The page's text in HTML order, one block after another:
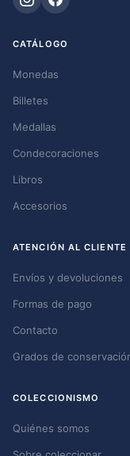
CATÁLOGO
Monedas
Billetes
Medallas
Condecoraciones
Libros
Accesorios
ATENCIÓN AL CLIENTE
Envíos y devoluciones
Formas de pago
Contacto
Grados de
COLECCIONISMO
Quiénes somos